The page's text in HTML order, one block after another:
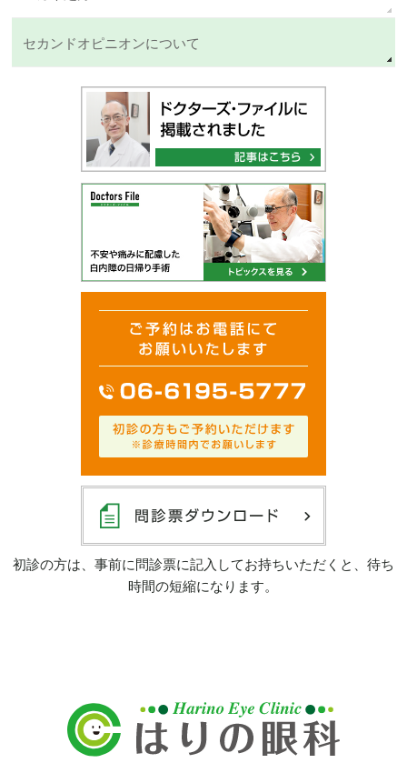
セカンドオピニオンについて
初診の方は、事前に問診票に記入してお持ちいただくと、待ち
時間の短縮になります。